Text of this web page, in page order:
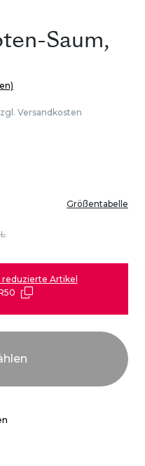
Saum,
Versandkosten
Größentabelle
reduzierte Artikel